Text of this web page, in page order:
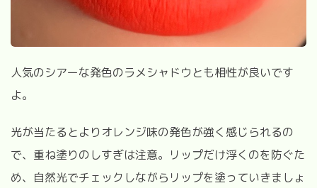
人気のシアーな発色のラメシャドウとも相性が良いです
よ。
光が当たるとよりオレンジ味の発色が強く感じられるの
で、重ね塗りのしすぎは注意。リップだけ浮くのを防ぐた
め、自然光でチェックしながらリップを塗っていきましょ